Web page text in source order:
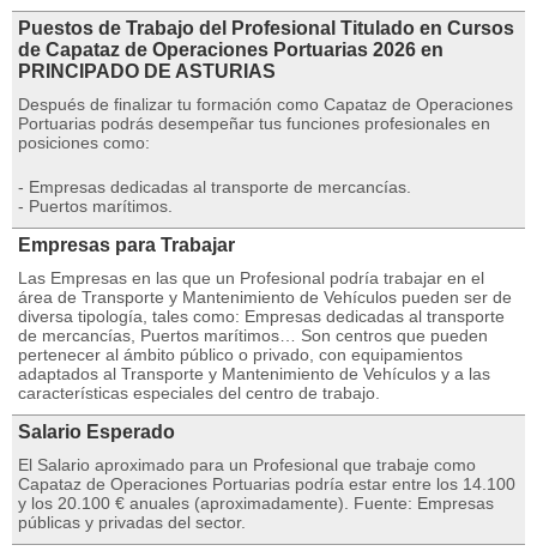
Puestos de Trabajo del Profesional Titulado en Cursos
de Capataz de Operaciones Portuarias 2026 en
PRINCIPADO DE ASTURIAS
Después de finalizar tu formación como Capataz de Operaciones
Portuarias podrás desempeñar tus funciones profesionales en
posiciones como:
- Empresas dedicadas al transporte de mercancías.
- Puertos marítimos.
Empresas para Trabajar
Las Empresas en las que un Profesional podría trabajar en el
área de Transporte y Mantenimiento de Vehículos pueden ser de
diversa tipología, tales como: Empresas dedicadas al transporte
de mercancías, Puertos marítimos… Son centros que pueden
pertenecer al ámbito público o privado, con equipamientos
adaptados al Transporte y Mantenimiento de Vehículos y a las
características especiales del centro de trabajo.
Salario Esperado
El Salario aproximado para un Profesional que trabaje como
Capataz de Operaciones Portuarias podría estar entre los 14.100
y los 20.100 € anuales (aproximadamente). Fuente: Empresas
públicas y privadas del sector.